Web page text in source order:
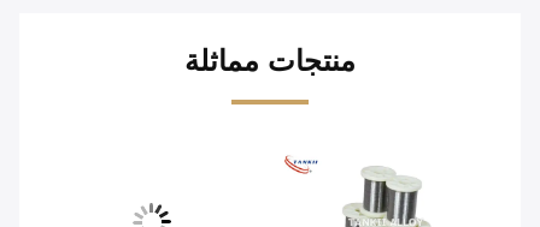
منتجات مماثلة